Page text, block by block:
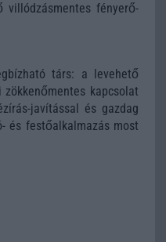
fényerő-
társ: a levehető
kapcsolat
javítással és gazdag
és festőalkalmazás most